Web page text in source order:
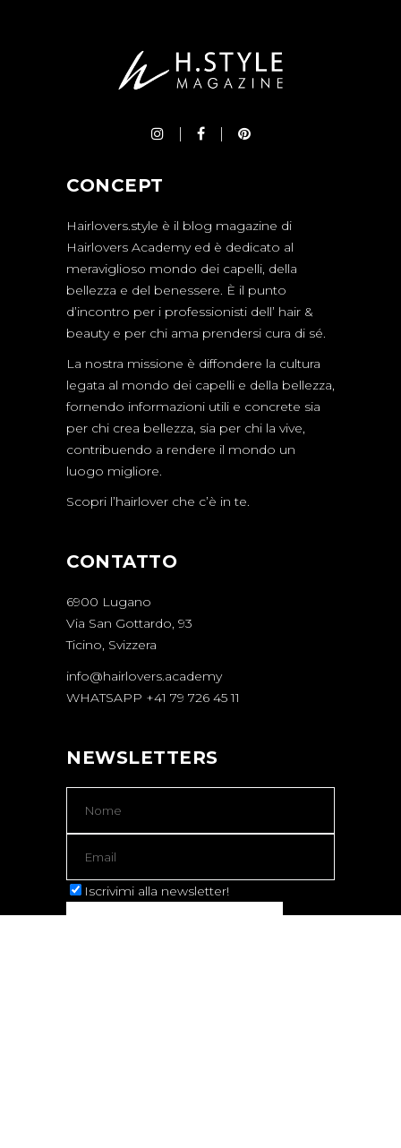
CONCEPT
Hairlovers.style è il blog magazine di
Hairlovers Academy ed è dedicato al
meraviglioso mondo dei capelli, della
bellezza e del benessere. È il punto
d’incontro per i professionisti dell’ hair &
beauty e per chi ama prendersi cura di sé.
La nostra missione è diffondere la cultura
legata al mondo dei capelli e della bellezza,
fornendo informazioni utili e concrete sia
per chi crea bellezza, sia per chi la vive,
contribuendo a rendere il mondo un
luogo migliore.
Scopri l’hairlover che c’è in te.
CONTATTO
6900 Lugano
Via San Gottardo, 93
Ticino, Svizzera
info@hairlovers.academy
WHATSAPP +41 79 726 45 11
NEWSLETTERS
Iscrivimi alla newsletter!